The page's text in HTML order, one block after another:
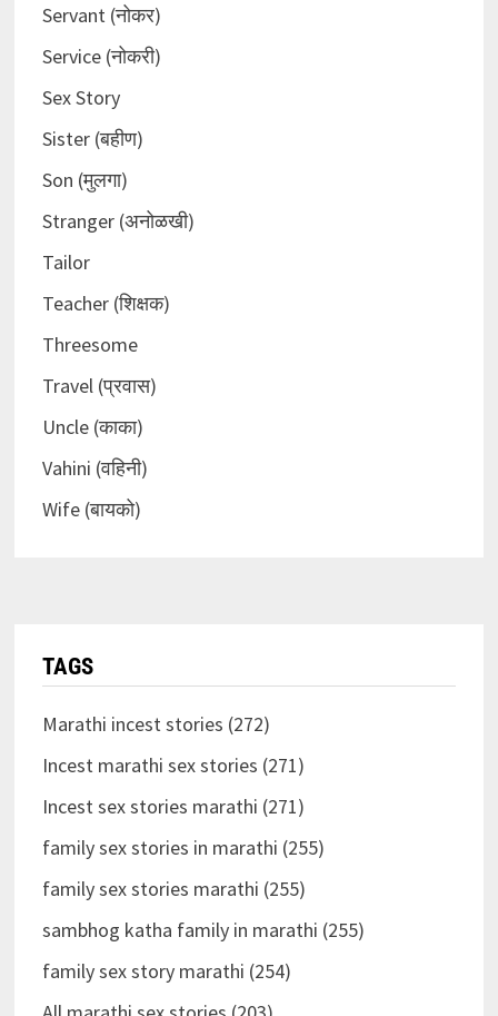
Servant (नोकर)
Service (नोकरी)
Sex Story
Sister (बहीण)
Son (मुलगा)
Stranger (अनोळखी)
Tailor
Teacher (शिक्षक)
Threesome
Travel (प्रवास)
Uncle (काका)
Vahini (वहिनी)
Wife (बायको)
TAGS
Marathi incest stories (272)
Incest marathi sex stories (271)
Incest sex stories marathi (271)
family sex stories in marathi (255)
family sex stories marathi (255)
sambhog katha family in marathi (255)
family sex story marathi (254)